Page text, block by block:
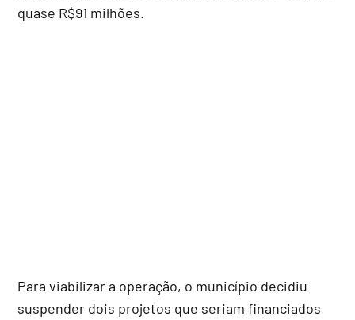
quase R$91 milhões.
Para viabilizar a operação, o município decidiu
suspender dois projetos que seriam financiados